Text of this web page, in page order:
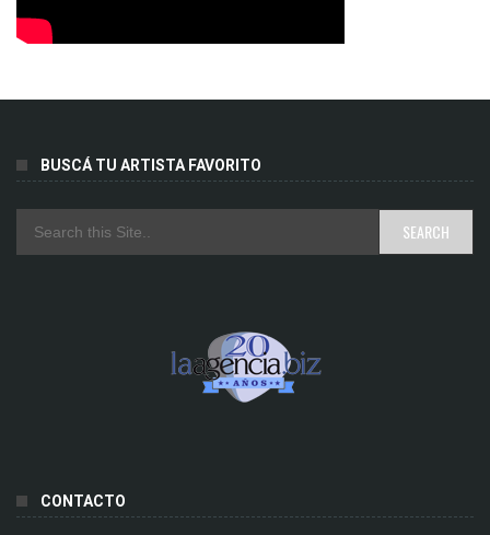
BUSCÁ TU ARTISTA FAVORITO
CONTACTO